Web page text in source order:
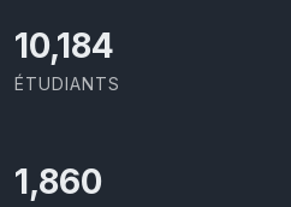
10,801
ÉTUDIANTS
1,973